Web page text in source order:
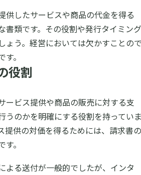
供したサービスや商品の代金を得る
書類です。その役割や発行タイミング
ょう。経営においては欠かすことの
。
役割
ービス提供や商品の販売に対する支
うのかを明確にする役割を持ってい
提供の対価を得るためには、請求書の
。
よる送付が一般的でしたが、インタ